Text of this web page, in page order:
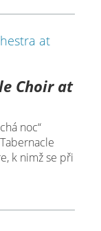
Choir at
noc“
k nimž se při